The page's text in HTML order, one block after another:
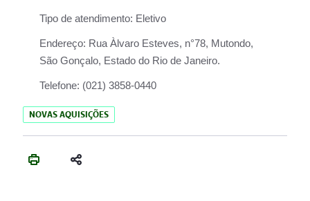
Tipo de atendimento: Eletivo
Endereço: Rua Àlvaro Esteves, n°78, Mutondo,
São Gonçalo, Estado do Rio de Janeiro.
Telefone: (021) 3858-0440
NOVAS AQUISIÇÕES